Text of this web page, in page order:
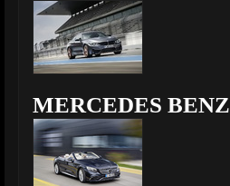
MERCEDES BENZ